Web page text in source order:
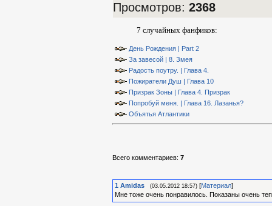
Просмотров: 2368
7 случайных фанфиков:
День Рождения | Part 2
За завесой | 8. Змея
Радость поутру. | Глава 4.
Пожиратели Душ | Глава 10
Призрак Зоны | Глава 4. Призрак
Попробуй меня. | Глава 16. Лазанья?
Объятья Атлантики
Всего комментариев: 7
1 Amidas (03.05.2012 18:57) [Материал]
Мне тоже очень понравилось. Показаны очень